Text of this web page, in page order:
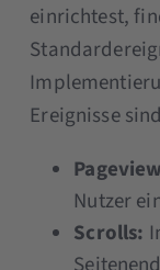
einrichtest,
Ereignisse
Nutzer
Scrolls: